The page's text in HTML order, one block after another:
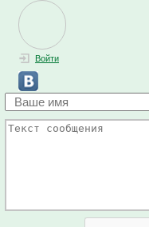
Войти